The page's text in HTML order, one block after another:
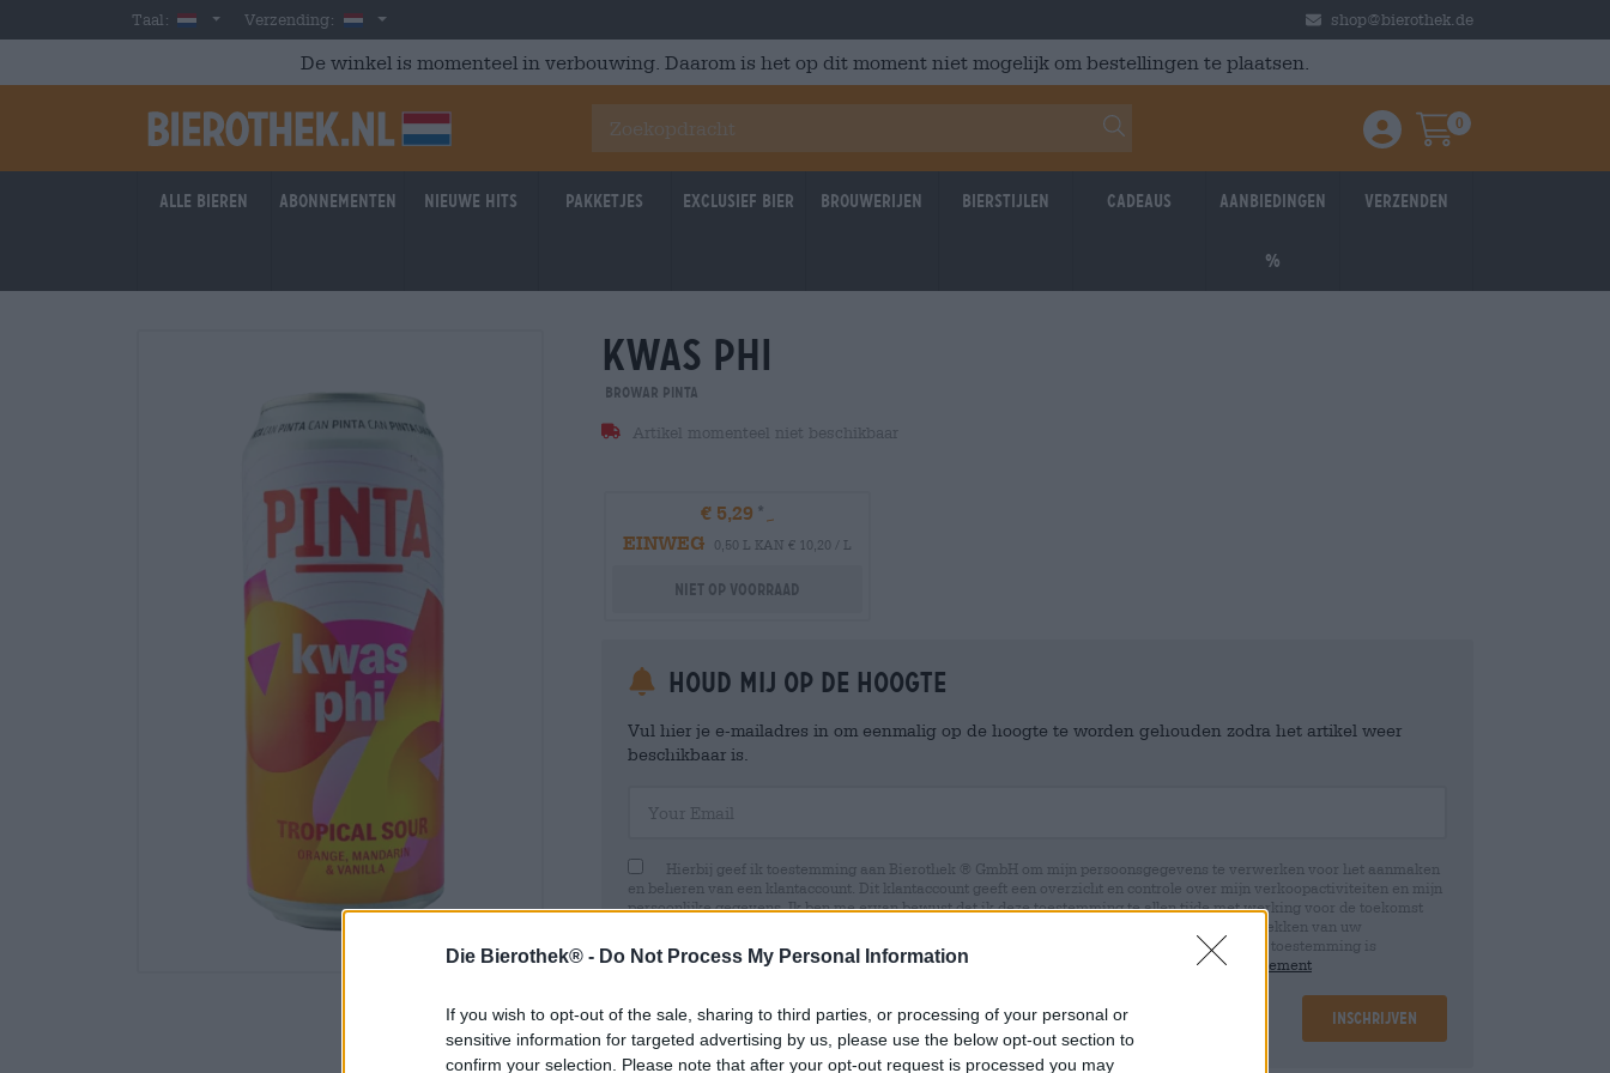
Die Bierothek® - Do Not Process My Personal Information
If you wish to opt-out of the sale, sharing to third parties, or processing of your personal or
sensitive information for targeted advertising by us, please use the below opt-out section to
confirm your selection. Please note that after your opt-out request is processed you may
Skip to main content
Taal: DutchVerzending: Nederland shop@bierothek.de
De winkel is momenteel in verbouwing. Daarom is het op dit moment niet mogelijk om bestellingen te plaatsen.
Einloggen / Anmelden
Warenkorb
0
Alle bieren Abonnementen Nieuwe hits Pakketjes Exclusief Bier Brouwerijen Bierstijlen Cadeaus Aanbiedingen
%
Verzenden
kwas phi
Browar Pinta
Artikel momenteel niet beschikbaar
€ 5,29
EINWEG
0,50 L KAN € 10,20 / L
Niet op voorraad
Houd mij op de hoogte
Vul hier je e-mailadres in om eenmalig op de hoogte te worden gehouden zodra het artikel weer
beschikbaar is.
Hierbij geef ik toestemming aan Bierothek ® GmbH om mijn persoonsgegevens te verwerken voor het aanmaken
en beheren van een klantaccount. Dit klantaccount geeft een overzicht en controle over mijn verkoopactiviteiten en mijn
persoonlijke gegevens. Ik ben me ervan bewust dat ik deze toestemming te allen tijde met werking voor de toekomst
kan intrekken door een e-mail te sturen naar shop@bierothek.de. Wij informeren u dat het intrekken van uw
toestemming geen invloed heeft op de rechtmatigheid van de verwerking die op basis van uw toestemming is
uitgevoerd tot het moment van intrekking. Meer informatie vindt u in onze
data protection statement
Inschrijven